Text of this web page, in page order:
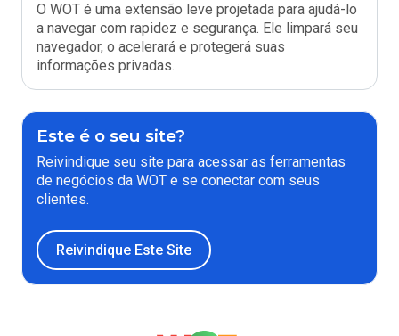
O WOT é uma extensão leve projetada para ajudá-lo
a navegar com rapidez e segurança. Ele limpará seu
navegador, o acelerará e protegerá suas
informações privadas.
Este é o seu site?
Reivindique seu site para acessar as ferramentas
de negócios da WOT e se conectar com seus
clientes.
Reivindique Este Site